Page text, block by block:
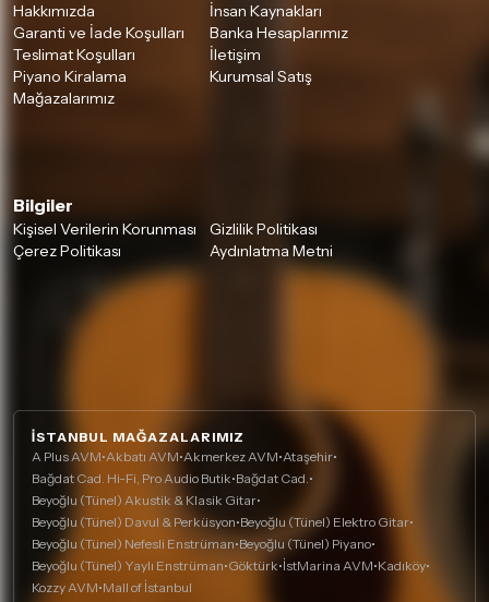
Hakkımızda
İnsan Kaynakları
Garanti ve İade Koşulları
Banka Hesaplarımız
Teslimat Koşulları
İletişim
Piyano Kiralama
Kurumsal Satış
Mağazalarımız
Bilgiler
Kişisel Verilerin Korunması
Gizlilik Politikası
Çerez Politikası
Aydınlatma Metni
İSTANBUL MAĞAZALARIMIZ
A Plus AVM•Akbatı AVM•Akmerkez AVM•Ataşehir•
Bağdat Cad. Hi-Fi, Pro Audio Butik•Bağdat Cad.•
Beyoğlu (Tünel) Akustik & Klasik Gitar•
Beyoğlu (Tünel) Davul & Perküsyon•Beyoğlu (Tünel) Elektro Gitar•
Beyoğlu (Tünel) Nefesli Enstrüman•Beyoğlu (Tünel) Piyano•
Beyoğlu (Tünel) Yaylı Enstrüman•Göktürk•İstMarina AVM•Kadıköy•
Kozzy AVM•Mall of İstanbul